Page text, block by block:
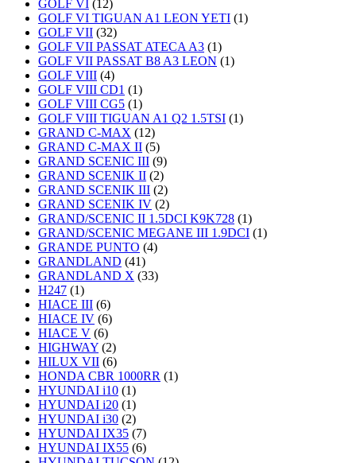
GOLF VI (12)
GOLF VI TIGUAN A1 LEON YETI (1)
GOLF VII (32)
GOLF VII PASSAT ATECA A3 (1)
GOLF VII PASSAT B8 A3 LEON (1)
GOLF VIII (4)
GOLF VIII CD1 (1)
GOLF VIII CG5 (1)
GOLF VIII TIGUAN A1 Q2 1.5TSI (1)
GRAND C-MAX (12)
GRAND C-MAX II (5)
GRAND SCENIC III (9)
GRAND SCENIK II (2)
GRAND SCENIK III (2)
GRAND SCENIK IV (2)
GRAND/SCENIC II 1.5DCI K9K728 (1)
GRAND/SCENIC MEGANE III 1.9DCI (1)
GRANDE PUNTO (4)
GRANDLAND (41)
GRANDLAND X (33)
H247 (1)
HIACE III (6)
HIACE IV (6)
HIACE V (6)
HIGHWAY (2)
HILUX VII (6)
HONDA CBR 1000RR (1)
HYUNDAI i10 (1)
HYUNDAI i20 (1)
HYUNDAI i30 (2)
HYUNDAI IX35 (7)
HYUNDAI IX55 (6)